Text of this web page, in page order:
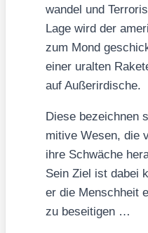
wan­del und
Lage wird der
zum Mond
einer uralten
auf Außer­ir­di­sche.
Die­se bezeich­nen
mi­ti­ve Wesen, die
ihre Schwä­che
Sein Ziel ist dabei
er die Mensch­heit
zu besei­ti­gen …